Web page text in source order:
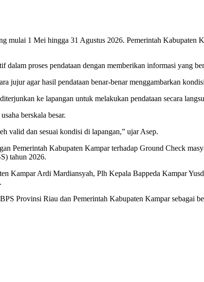
mulai 1 Mei hingga 31 Agustus 2026. Pemerintah Kabupaten
proses pendataan dengan memberikan informasi yang
jujur agar hasil pendataan benar-benar menggambarkan
ke lapangan untuk melakukan pendataan secara
berskala besar.
valid dan sesuai kondisi di lapangan,” ujar Asep.
Pemerintah Kabupaten Kampar terhadap Ground Check
tahun 2026.
Kampar Ardi Mardiansyah, Plh Kepala Bappeda Kampar
Provinsi Riau dan Pemerintah Kabupaten Kampar sebagai